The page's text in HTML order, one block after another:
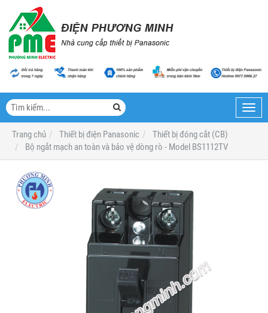
Trang chủ
Thiết bị điện Panasonic
Thiết bị đóng cắt (CB)
Bộ ngắt mạch an toàn và bảo vệ dòng rò - Model BS1112TV